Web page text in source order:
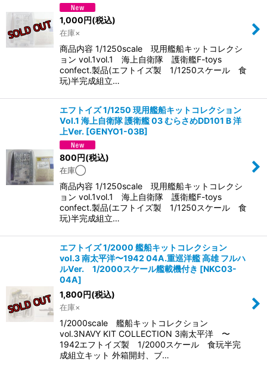
1,000円(税込)
在庫×
商品内容 1/1250scale 現用艦船キットコレクシ
ョン vol.1vol.1 海上自衛隊 護衛艦F-toys
confect.製品(エフトイズ製 1/1250スケール 食
玩)半完成組立…
エフトイズ 1/1250 現用艦船キットコレクション
Vol.1 海上自衛隊 護衛艦 03 むらさめDD101 B 洋
上Ver. [GENYO1-03B]
800円(税込)
在庫◯
商品内容 1/1250scale 現用艦船キットコレクシ
ョン vol.1vol.1 海上自衛隊 護衛艦F-toys
confect.製品(エフトイズ製 1/1250スケール 食
玩)半完成組立…
エフトイズ 1/2000 艦船キットコレクション
vol.3 南太平洋〜1942 04A.重巡洋艦 高雄 フルハ
ルVer. 1/2000スケール艦載機付き [NKC03-
04A]
1,800円(税込)
在庫×
1/2000scale 艦船キットコレクション
vol.3NAVY KIT COLLECTION 3南太平洋 〜
1942エフトイズ製 1/2000スケール 食玩半完
成組立キット 外箱開封、ブ…